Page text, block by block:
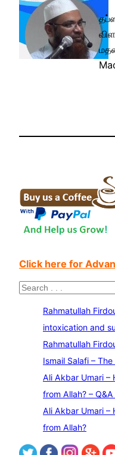
Click here for
S
Rahmatullah
intoxication and
Rahmatullah
Ismail Salafi –
Ali Akbar Umari –
from Allah? –
Ali Akbar Umari –
from Allah?